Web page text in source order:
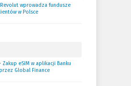
Revolut wprowadza fundusze
w Polsce
Zakup eSIM w aplikacji Banku
Global Finance